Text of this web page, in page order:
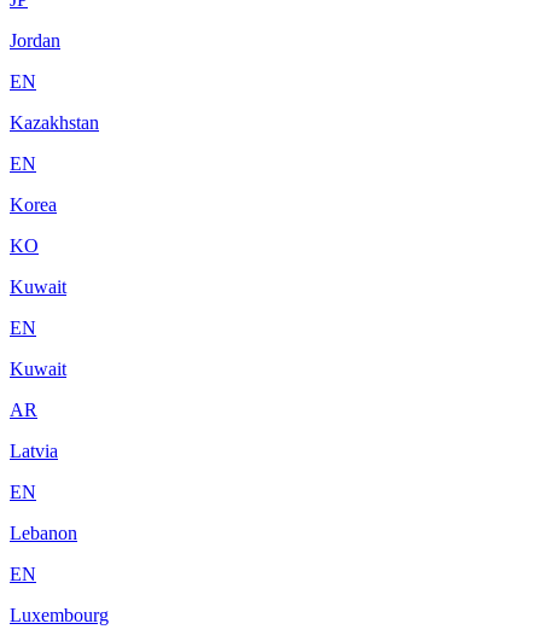
Jordan
EN
Kazakhstan
EN
Korea
KO
Kuwait
EN
Kuwait
AR
Latvia
EN
Lebanon
EN
Luxembourg